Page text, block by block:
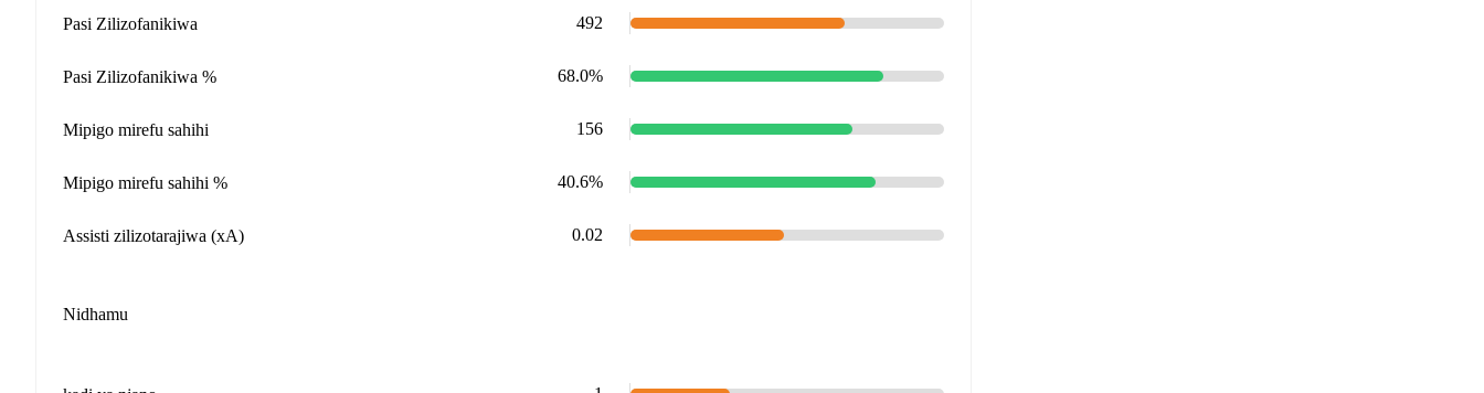
Pasi Zilizofanikiwa 492
Pasi Zilizofanikiwa % 68.0%
Mipigo mirefu sahihi 156
Mipigo mirefu sahihi % 40.6%
Assisti zilizotarajiwa (xA) 0.02
Nidhamu